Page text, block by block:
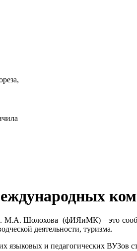
Шолохова (фИЯиМК) – это
деятельности, туризма.
языковых и педагогических ВУЗов